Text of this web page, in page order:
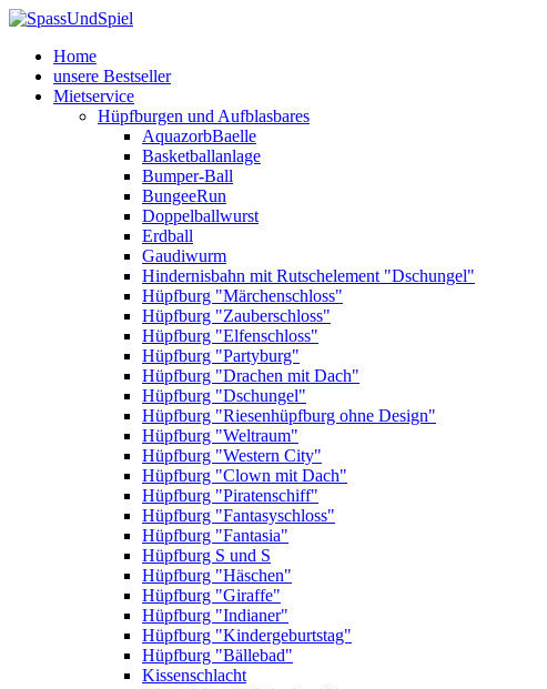
Home
unsere Bestseller
Mietservice
Hüpfburgen und Aufblasbares
AquazorbBaelle
Basketballanlage
Bumper-Ball
BungeeRun
Doppelballwurst
Erdball
Gaudiwurm
Hindernisbahn mit Rutschelement "Dschungel"
Hüpfburg "Märchenschloss"
Hüpfburg "Zauberschloss"
Hüpfburg "Elfenschloss"
Hüpfburg "Partyburg"
Hüpfburg "Drachen mit Dach"
Hüpfburg "Dschungel"
Hüpfburg "Riesenhüpfburg ohne Design"
Hüpfburg "Weltraum"
Hüpfburg "Western City"
Hüpfburg "Clown mit Dach"
Hüpfburg "Piratenschiff"
Hüpfburg "Fantasyschloss"
Hüpfburg "Fantasia"
Hüpfburg S und S
Hüpfburg "Häschen"
Hüpfburg "Giraffe"
Hüpfburg "Indianer"
Hüpfburg "Kindergeburtstag"
Hüpfburg "Bällebad"
Kissenschlacht